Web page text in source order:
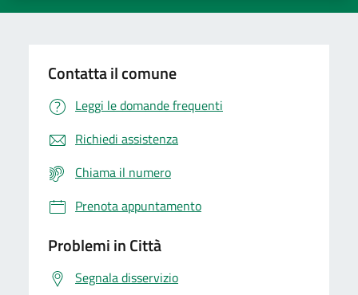
Contatta il comune
Leggi le domande frequenti
Richiedi assistenza
Chiama il numero
Prenota appuntamento
Problemi in Città
Segnala disservizio